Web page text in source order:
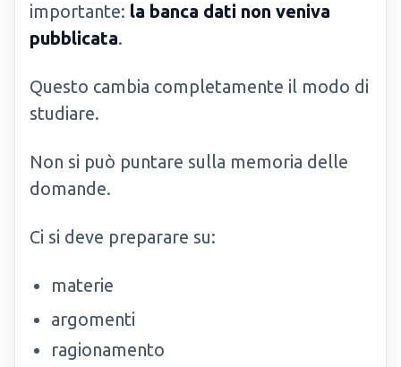
importante: la banca dati non veniva
pubblicata.
Questo cambia completamente il modo di
studiare.
Non si può puntare sulla memoria delle
domande.
Ci si deve preparare su:
materie
argomenti
ragionamento